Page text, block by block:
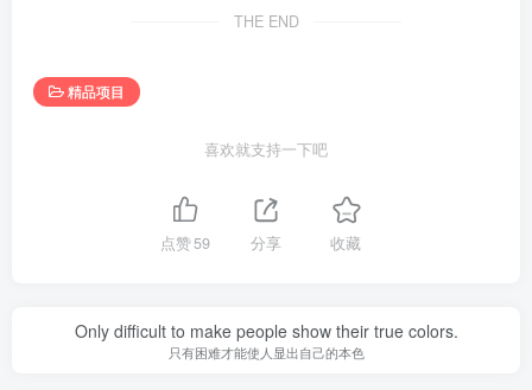
THE END
精品项目
喜欢就支持一下吧
点赞59 分享 收藏
Only difficult to make people show their true colors.
只有困难才能使人显出自己的本色